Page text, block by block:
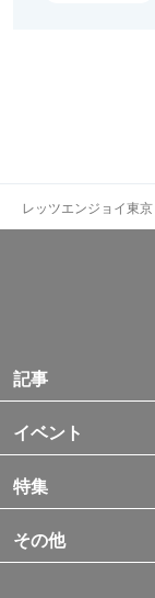
レッツエンジョイ東京
記事
イベント
特集
その他